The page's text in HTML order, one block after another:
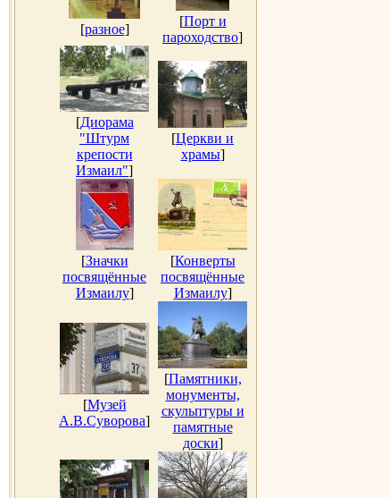
[разное]
[Порт и
пароходство]
[Диорама
"Штурм
крепости
Измаил"]
[Церкви и
храмы]
[Значки
посвящённые
Измаилу]
[Конверты
посвящённые
Измаилу]
[Музей
А.В.Суворова]
[Памятники,
монументы,
скульптуры и
памятные
доски]